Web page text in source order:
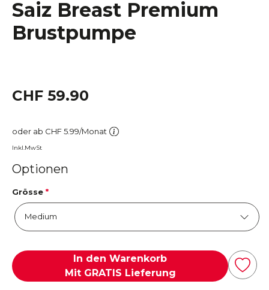
Saiz Breast Premium
Brustpumpe
CHF 59.90
oder ab CHF 5.99/Monat
Inkl.MwSt
Optionen
Grösse *
In den Warenkorb
Mit GRATIS Lieferung